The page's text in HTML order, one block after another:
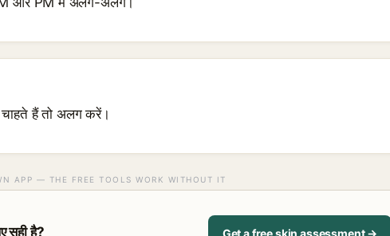
चाहते हैं तो अलग करें।
APP — THE FREE TOOLS WORK WITHOUT IT
है? Get a free skin assessment →